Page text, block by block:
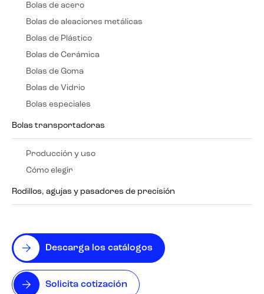
Descarga los catálogos
Solicita cotización
Bolas de acero
Bolas de aleaciones metálicas
Bolas de Plástico
Bolas de Cerámica
Bolas de Goma
Bolas de Vidrio
Bolas especiales
Bolas transportadoras
Producción y uso
Cómo elegir
Rodillos, agujas y pasadores de precisión